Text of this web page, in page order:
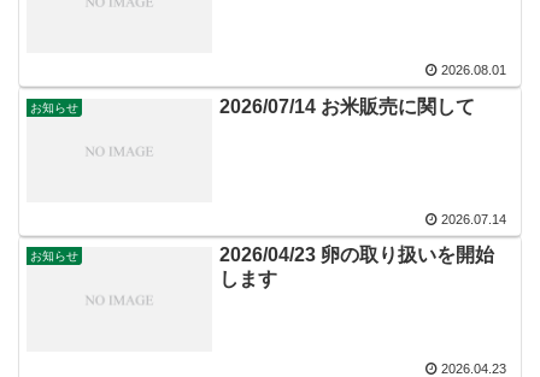
2026.08.01
お知らせ 2026/07/14 お米販売に関して
2026.07.14
お知らせ
2026/04/23 卵の取り扱いを開始
します
2026.04.23